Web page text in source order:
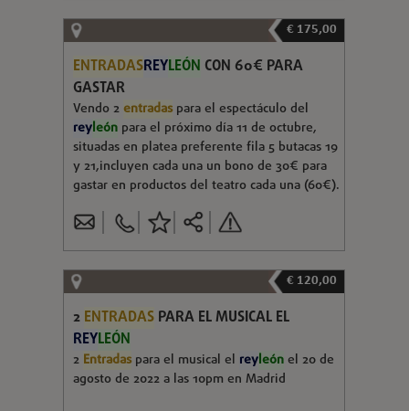
€ 175,00
ENTRADASREYLEÓN CON 60€ PARA
GASTAR
Vendo 2entradaspara el espectáculo del
reyleón para el próximo día 11 de octubre,
situadas en platea preferente fila 5 butacas 19
y 21,incluyen cada una un bono de 30€ para
gastar en productos del teatro cada una (60€).
€ 120,00
2 ENTRADAS PARA EL MUSICAL EL
REYLEÓN
2 Entradaspara el musical el reyleónel 20 de
agosto de 2022 a las 10pm en Madrid